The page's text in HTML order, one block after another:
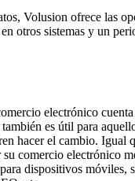
Volusion ofrece las
otros sistemas y un
electrónico
es útil para
hacer el cambio. Igual
su comercio electrónico
dispositivos móviles,